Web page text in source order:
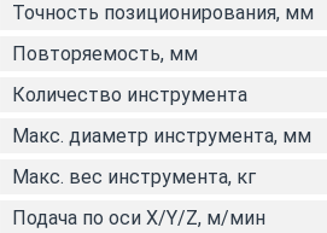
Точность позиционирования, мм
Повторяемость, мм
Количество инструмента
Макс. диаметр инструмента, мм
Макс. вес инструмента, кг
Подача по оси Х/Y/Z, м/мин